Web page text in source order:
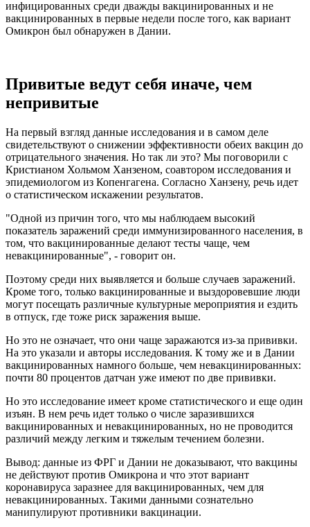
инфицированных среди дважды вакцинированных и не
вакцинированных в первые недели после того, как вариант
Омикрон был обнаружен в Дании.
Привитые ведут себя иначе, чем
непривитые
На первый взгляд данные исследования и в самом деле
свидетельствуют о снижении эффективности обеих вакцин до
отрицательного значения. Но так ли это? Мы поговорили с
Кристианом Хольмом Ханзеном, соавтором исследования и
эпидемиологом из Копенгагена. Согласно Ханзену, речь идет
о статистическом искажении результатов.
"Одной из причин того, что мы наблюдаем высокий
показатель заражений среди иммунизированного населения, в
том, что вакцинированные делают тесты чаще, чем
невакцинированные", - говорит он.
Поэтому среди них выявляется и больше случаев заражений.
Кроме того, только вакцинированные и выздоровевшие люди
могут посещать различные культурные мероприятия и ездить
в отпуск, где тоже риск заражения выше.
Но это не означает, что они чаще заражаются из-за прививки.
На это указали и авторы исследования. К тому же и в Дании
вакцинированных намного больше, чем невакцинированных:
почти 80 процентов датчан уже имеют по две прививки.
Но это исследование имеет кроме статистического и еще один
изъян. В нем речь идет только о числе заразившихся
вакцинированных и невакцинированных, но не проводится
различий между легким и тяжелым течением болезни.
Вывод: данные из ФРГ и Дании не доказывают, что вакцины
не действуют против Омикрона и что этот вариант
коронавируса заразнее для вакцинированных, чем для
невакцинированных. Такими данными сознательно
манипулируют противники вакцинации.